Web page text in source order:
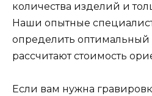
количества изделий и
Наши опытные
определить оптимальный
рассчитают стоимость
Если вам нужна